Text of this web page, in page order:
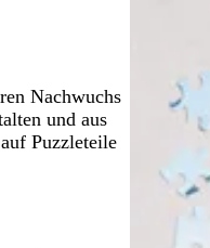
Nachwuchs
und aus
Puzzleteile